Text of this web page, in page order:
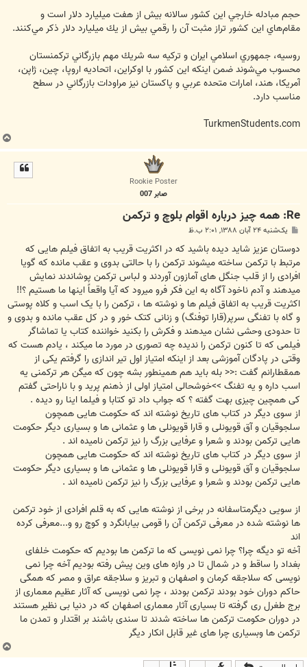
حجم مبادله خارجي اين كشور سالانه بيش از هفت ميليارد دلار است و
مقام‌هاي اين كشور تراز مثبت آن را رقمي بيش از يك ميليارد دلار ذكر مي‌كنند.
روسيه، جمهوري اسلامي ايران و تركيه سه شريك مهم بازرگاني تركمنستان
محسوب مي‌شوند ضمن اينكه اين كشور با اوكراين، اتحاديه اروپا، چين، ژاپن،
آمريكا، هند، امارات متحده عربي و پاكستان نيز مراودات بازرگاني در سطح
مناسب دارد.
TurkmenStudents.com
ب
ا
Rookie Poster
صابر 007
Re: همه چيز درباره اقوام بلوچ و تركمن
پ
ت
یک‌شنبه ۲۴ آبان ۱۳۸۸, ۲:۰۱ ب.ظ
دوستان عزيز شايد دیده باشید که در اکثریت قریب به اتفاق فیلم هایی که
مرتبط با تركمن ساخته میشوند ترکمن را با حالتی بدوی و عقب مانده که گویا
افرادی را از قلب جنگل های آمازون آوردند و لباس ترکمن پوشاندند نمایش
میدهند و آدم ناخود آگاه به این فکر فرو میرود که آیا واقعاً اینها ما هستیم ؟!!
اکثریت قریب به اتفاق فیلم ها و نوشته ها ، ترکمن را با یک اسب و کلاه پوستی
و گاه با تفنگی سرپر(قارا توفنگ) و زنانی کتک خور و در کل عقب مانده و بدوی و
تا حدودی وحشی نشان میدهند و فکرش را بکنید خواننده کتاب یا تماشاگر
فیلمی که تا کنون ترکمن را ندیده چه تصوری در مورد ما میکند ، یادم هست که
وقتی در پادگان آموزشی بعد از اینکه امتیاز اول تیر اندازی را گرفتم یکی از
همقطارانم گفت :<< بله باید هم همینطور بشه چون که میگن هر ترکمنی یه
اسب داره و یه تفنگ >>خوشحالی امتیاز اولی از ذهنم پرید و با ناراحتی گفتم
کی همچین چیزی بهت گفته ؟ که جواب داد تو کتابا و فیلما اینا رو دیده .
از سوی دیگر در کتاب های تاریخ نوشته اند که حکومت هایی همچون
سلجوقیان و آق قویونلی و قارا قویونلی ها و عثمانی ها و بسیاری دیگر حکومت
هایی ترکمن بودند و شعرا و عرفایی بزرگ را نیز ترکمن نامیده اند .
از سوی دیگر در کتاب های تاریخ نوشته اند که حکومت هایی همچون
سلجوقیان و آق قویونلی و قارا قویونلی ها و عثمانی ها و بسیاری دیگر حکومت
هایی ترکمن بودند و شعرا و عرفایی بزرگ را نیز ترکمن نامیده اند .
از سویی دیگرمتاسفانه در برخی از نوشته هایی که به قلم افرادی از خود تركمن
ها نوشته شده در معرفی ترکمن آن را قومی بیابانگرد و کوچ رو و...معرفی کرده
اند
آخه تو دیگه چرا؟ چرا نمی نویسی که ما ترکمن ها بودیم که حکومت خلفای
بغداد را ساقط و در شمال تا در وازه های وین پیش رفته بودیم آخه چرا نمی
نویسی که سلاجقه کرمان و اصفهان و تبریز و سلاجقه عراق و مصر که همگی
حاکم دوران خود بودند ترکمن بودند ، چرا نمی نویسی که آثار عظیم معماری از
برج طغرل ری گرفته تا بسیاری آثار معماری اصفهان که در دنیا بی نظیر هستند
در دوران حکومت ترکمن ها ساخته شدند تا سندی باشند بر اقتدار و تمدن ما
ترکمن ها وبسیاری چرا های غیر قابل انکار دیگر
ب
ا